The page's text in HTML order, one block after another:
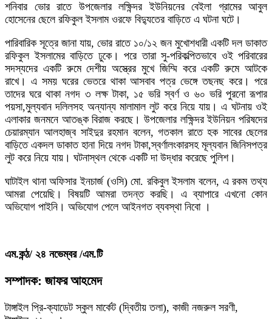
শনিবার ভোর রাতে উপজেলার লক্ষিন্দর ইউনিয়নের বেইলা গ্রামের আবুল
হোসেনের ছেলে রফিকুল ইসলাম ওরফে বিদ্যুতের বাড়িতে এ ঘটনা ঘটে।
পারিবারিক সূত্রে জানা যায়, ভোর রাতে ১০/১২ জন মুখোশধারী একটি দল ডাকাত
রফিকুল ইসলামের বাড়িতে ঢুকে। পরে তারা সু-পরিকল্পিতভাবে ওই পরিবারের
সদস্যদের একটি রুমে দেশীয় অস্ত্রের মুখে জিম্মি করে একটি রুমে আটকে
রাখে। এ সময় ঘরের ভেতরে থাকা আসবাব পত্র ভেঙ্গে তছনছ করে। পরে
তাদের ঘরে থাকা নগদ ৩ লক্ষ টাকা, ১৫ ভরি স্বর্ণ ও ৬০ ভরি পুরনো রূপার
পয়সা,মুল্যবান দলিলসহ অন্যান্য মালামাল লুট করে নিয়ে যায়। এ ঘটনায় ওই
এলাকার জনমনে আতঙ্ক বিরাজ করছে। উপজেলার লক্ষিন্দর ইউনিয়ন পরিষদের
চেয়ারম্যান আলহাজ্ব সাইদুর রহমান বলেন, গতকাল রাতে হক সাবের ছেলের
বাড়িতে একদল ডাকাত হানা দিয়ে নগদ টাকা,স্বর্ণালংকারসহ মূল্যবান জিনিসপত্র
লুট করে নিয়ে যায়। ঘটনাস্থল থেকে একটি দা উদ্ধার করেছে পুলিশ।
ঘাটাইল থানা অফিসার ইনচার্জ (ওসি) মো. রকিবুল ইসলাম বলেন, এ রকম তথ্য
আমরা পেয়েছি। বিষয়টি আমরা তদন্ত করছি। এ ব্যাপারে এখনো কোন
অভিযোগ পাইনি। অভিযোগ পেলে আইনগত ব্যবস্থা নিবো ।
এম.কন্ঠ/ ২৪ নভেম্বর /এম.টি
সম্পাদক: জাফর আহমেদ
টাঙ্গাইল প্রি-ক্যাডেট স্কুল মার্কেট (দ্বিতীয় তলা), কাজী নজরুল সরণী,